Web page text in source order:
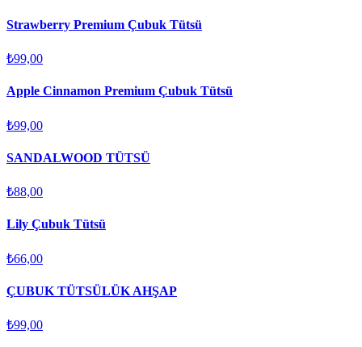
Strawberry Premium Çubuk Tütsü
₺99,00
Apple Cinnamon Premium Çubuk Tütsü
₺99,00
SANDALWOOD TÜTSÜ
₺88,00
Lily Çubuk Tütsü
₺66,00
ÇUBUK TÜTSÜLÜK AHŞAP
₺99,00